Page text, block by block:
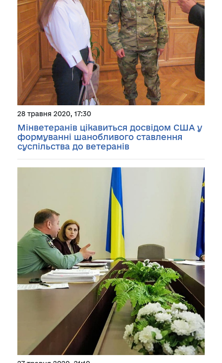
28 травня 2020, 17:30
Мінветеранів цікавиться досвідом США у
формуванні шанобливого ставлення
суспільства до ветеранів